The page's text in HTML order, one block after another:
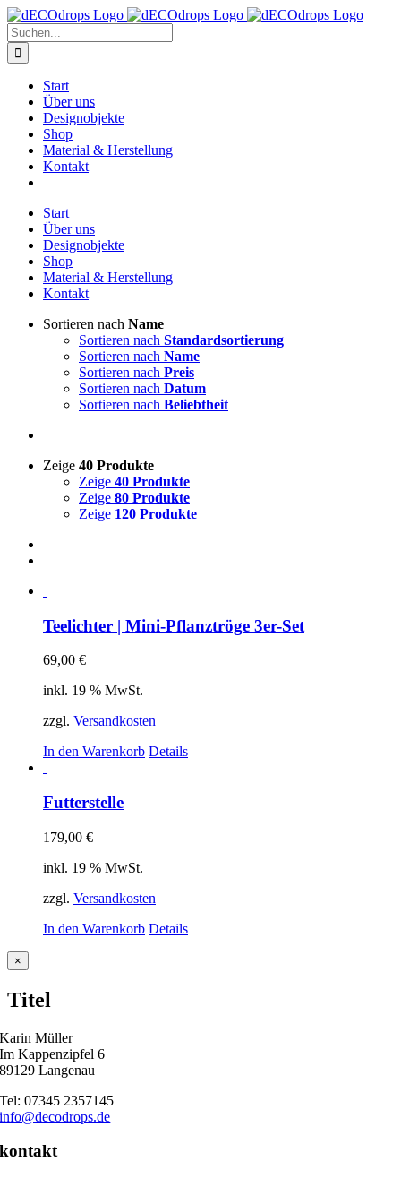
Zum
Inhalt
springen
Suche
nach:
Start
Über uns
Designobjekte
Shop
Material & Herstellung
Kontakt
Start
Über uns
Designobjekte
Shop
Material & Herstellung
Kontakt
Sortieren nach Name
Sortieren nach Standardsortierung
Sortieren nach Name
Sortieren nach Preis
Sortieren nach Datum
Sortieren nach Beliebtheit
Zeige 40 Produkte
Zeige 40 Produkte
Zeige 80 Produkte
Zeige 120 Produkte
Teelichter | Mini-Pflanztröge 3er-Set
69,00 €
inkl. 19 % MwSt.
zzgl. Versandkosten
In den Warenkorb Details
Futterstelle
179,00 €
inkl. 19 % MwSt.
zzgl. Versandkosten
In den Warenkorb Details
Close
product
view
×
Titel
Karin Müller
Im Kappenzipfel 6
89129 Langenau
Tel: 07345 2357145
info@decodrops.de
kontakt